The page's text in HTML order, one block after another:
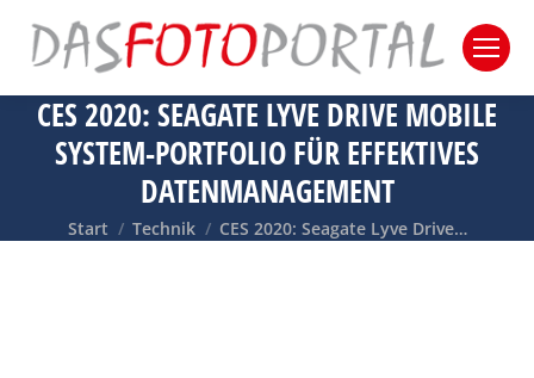
CES 2020: SEAGATE LYVE DRIVE MOBILE
SYSTEM-PORTFOLIO FÜR EFFEKTIVES
DATENMANAGEMENT
Sie befinden sich hier:
Start Technik CES 2020: Seagate Lyve Drive…